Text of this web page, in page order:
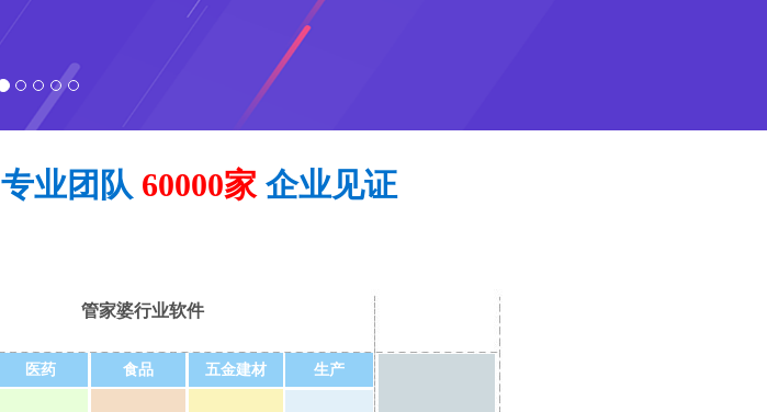
专业团队 60000家 企业见证
管家婆行业软件
医药 食品 五金建材 生产